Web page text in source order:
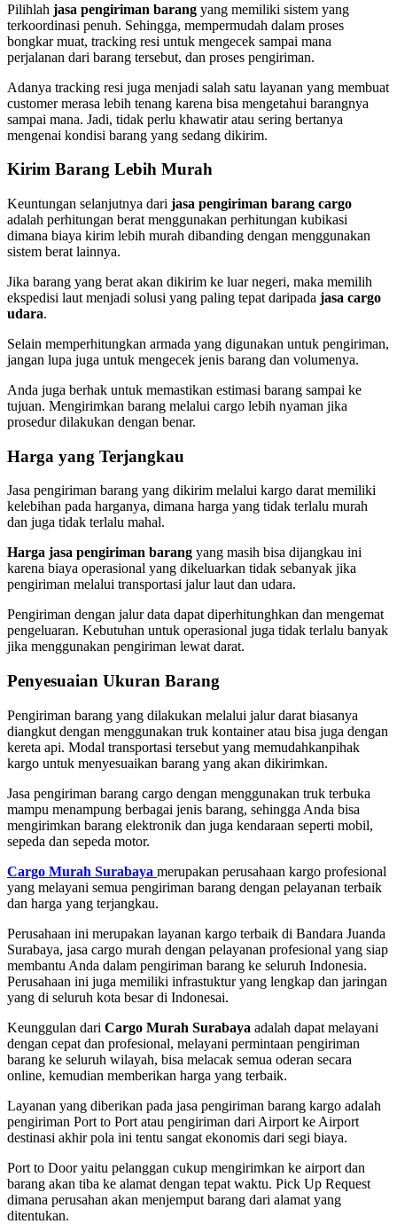
Pilihlah jasa pengiriman barang yang memiliki sistem yang
terkoordinasi penuh. Sehingga, mempermudah dalam proses
bongkar muat, tracking resi untuk mengecek sampai mana
perjalanan dari barang tersebut, dan proses pengiriman.
Adanya tracking resi juga menjadi salah satu layanan yang membuat
customer merasa lebih tenang karena bisa mengetahui barangnya
sampai mana. Jadi, tidak perlu khawatir atau sering bertanya
mengenai kondisi barang yang sedang dikirim.
Kirim Barang Lebih Murah
Keuntungan selanjutnya dari jasa pengiriman barang cargo
adalah perhitungan berat menggunakan perhitungan kubikasi
dimana biaya kirim lebih murah dibanding dengan menggunakan
sistem berat lainnya.
Jika barang yang berat akan dikirim ke luar negeri, maka memilih
ekspedisi laut menjadi solusi yang paling tepat daripada jasa cargo
udara.
Selain memperhitungkan armada yang digunakan untuk pengiriman,
jangan lupa juga untuk mengecek jenis barang dan volumenya.
Anda juga berhak untuk memastikan estimasi barang sampai ke
tujuan. Mengirimkan barang melalui cargo lebih nyaman jika
prosedur dilakukan dengan benar.
Harga yang Terjangkau
Jasa pengiriman barang yang dikirim melalui kargo darat memiliki
kelebihan pada harganya, dimana harga yang tidak terlalu murah
dan juga tidak terlalu mahal.
Harga jasa pengiriman barang yang masih bisa dijangkau ini
karena biaya operasional yang dikeluarkan tidak sebanyak jika
pengiriman melalui transportasi jalur laut dan udara.
Pengiriman dengan jalur data dapat diperhitunghkan dan mengemat
pengeluaran. Kebutuhan untuk operasional juga tidak terlalu banyak
jika menggunakan pengiriman lewat darat.
Penyesuaian Ukuran Barang
Pengiriman barang yang dilakukan melalui jalur darat biasanya
diangkut dengan menggunakan truk kontainer atau bisa juga dengan
kereta api. Modal transportasi tersebut yang memudahkanpihak
kargo untuk menyesuaikan barang yang akan dikirimkan.
Jasa pengiriman barang cargo dengan menggunakan truk terbuka
mampu menampung berbagai jenis barang, sehingga Anda bisa
mengirimkan barang elektronik dan juga kendaraan seperti mobil,
sepeda dan sepeda motor.
Cargo Murah Surabaya merupakan perusahaan kargo profesional
yang melayani semua pengiriman barang dengan pelayanan terbaik
dan harga yang terjangkau.
Perusahaan ini merupakan layanan kargo terbaik di Bandara Juanda
Surabaya, jasa cargo murah dengan pelayanan profesional yang siap
membantu Anda dalam pengiriman barang ke seluruh Indonesia.
Perusahaan ini juga memiliki infrastuktur yang lengkap dan jaringan
yang di seluruh kota besar di Indonesai.
Keunggulan dari Cargo Murah Surabaya adalah dapat melayani
dengan cepat dan profesional, melayani permintaan pengiriman
barang ke seluruh wilayah, bisa melacak semua oderan secara
online, kemudian memberikan harga yang terbaik.
Layanan yang diberikan pada jasa pengiriman barang kargo adalah
pengiriman Port to Port atau pengiriman dari Airport ke Airport
destinasi akhir pola ini tentu sangat ekonomis dari segi biaya.
Port to Door yaitu pelanggan cukup mengirimkan ke airport dan
barang akan tiba ke alamat dengan tepat waktu. Pick Up Request
dimana perusahan akan menjemput barang dari alamat yang
ditentukan.